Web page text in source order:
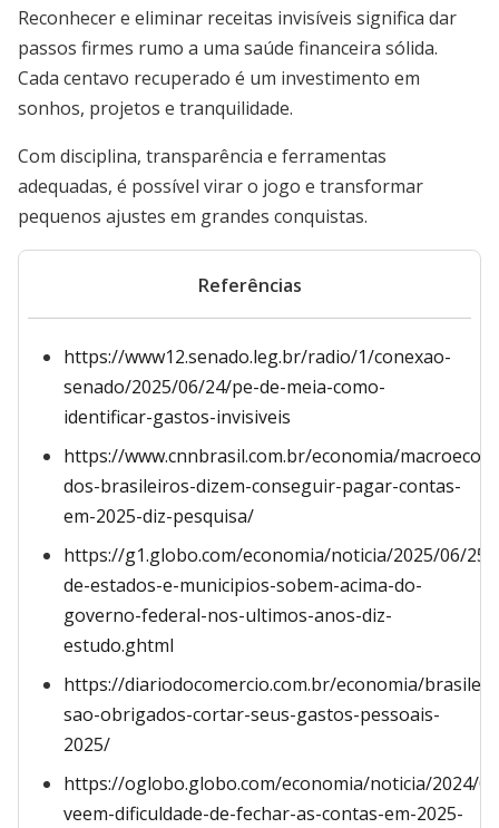
Reconhecer e eliminar receitas invisíveis significa dar
passos firmes rumo a uma saúde financeira sólida.
Cada centavo recuperado é um investimento em
sonhos, projetos e tranquilidade.
Com disciplina, transparência e ferramentas
adequadas, é possível virar o jogo e transformar
pequenos ajustes em grandes conquistas.
Referências
https://www12.senado.leg.br/radio/1/conexao-
senado/2025/06/24/pe-de-meia-como-
identificar-gastos-invisiveis
https://www.cnnbrasil.com.br/economia/
dos-brasileiros-dizem-conseguir-pagar-contas-
em-2025-diz-pesquisa/
https://g1.globo.com/economia/noticia/2025/06/
de-estados-e-municipios-sobem-acima-do-
governo-federal-nos-ultimos-anos-diz-
estudo.ghtml
https://diariodocomercio.com.br/economia/
sao-obrigados-cortar-seus-gastos-pessoais-
2025/
https://oglobo.globo.com/economia/noticia/2024/
veem-dificuldade-de-fechar-as-contas-em-2025-